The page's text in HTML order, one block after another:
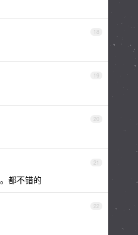
18
19
20
21
都不错的
22